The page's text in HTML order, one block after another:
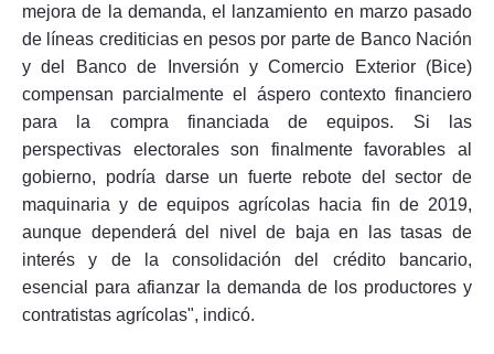
mejora de la demanda, el lanzamiento en marzo pasado
de líneas crediticias en pesos por parte de Banco Nación
y del Banco de Inversión y Comercio Exterior (Bice)
compensan parcialmente el áspero contexto financiero
para la compra financiada de equipos. Si las
perspectivas electorales son finalmente favorables al
gobierno, podría darse un fuerte rebote del sector de
maquinaria y de equipos agrícolas hacia fin de 2019,
aunque dependerá del nivel de baja en las tasas de
interés y de la consolidación del crédito bancario,
esencial para afianzar la demanda de los productores y
contratistas agrícolas", indicó.